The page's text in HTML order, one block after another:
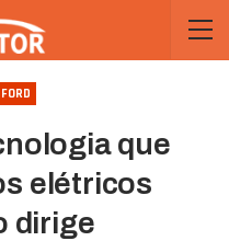
FORD
que
elétricos
dirige